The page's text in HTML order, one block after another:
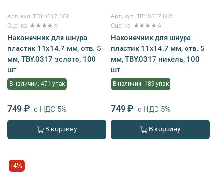
Артикул: TBY.0317.GOL
Оценка: ★★★★☆
Наконечник для шнура
пластик 11х14.7 мм, отв. 5
мм, TBY.0317 золото, 100
шт
В наличии: 471 упак
749 ₽ с НДС 5%
В корзину
Артикул: TBY.0317.NIC
Оценка: ★★★★☆
Наконечник для шнура
пластик 11х14.7 мм, отв. 5
мм, TBY.0317 никель, 100
шт
В наличии: 189 упак
749 ₽ с НДС 5%
В корзину
-4%